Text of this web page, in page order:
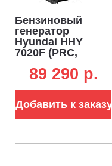
Бензиновый
генератор
Hyundai HHY
7020F (PRC,
5,0/5,5 кВт, 25 л,
ручной стартер,
89 290 p.
Добавить к заказу